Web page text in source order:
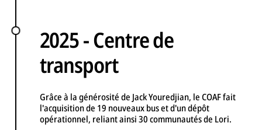
2025 - Centre de
transport
Grâce à la générosité de Jack Youredjian, le COAF fait
l'acquisition de 19 nouveaux bus et d'un dépôt
opérationnel, reliant ainsi 30 communautés de Lori.